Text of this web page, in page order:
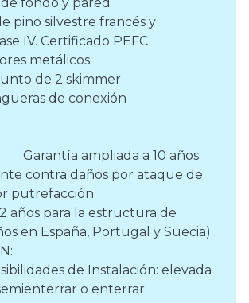
pino silvestre francés y
IV. Certificado PEFC
metálicos
de 2 skimmer
de conexión
ampliada a 10 años
contra daños por ataque de
putrefacción
años para la estructura de
en España, Portugal y Suecia)
de Instalación: elevada
o enterrar